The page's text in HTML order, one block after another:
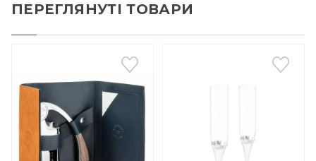
ПЕРЕГЛЯНУТІ ТОВАРИ